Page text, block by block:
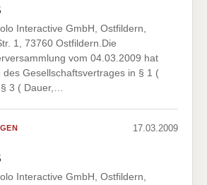
Interactive GmbH, Ostfildern,
1, 73760 Ostfildern.Die
vom 04.03.2009 hat
des Gesellschaftsvertrages in § 1 (
3 ( Dauer,…
17.03.2009
Interactive GmbH, Ostfildern,